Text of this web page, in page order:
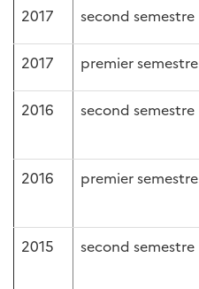
2017 second semestre
2017 premier semestre
2016 second semestre
2016 premier semestre
2015 second semestre